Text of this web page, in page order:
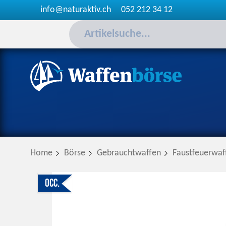
info@naturaktiv.ch 052 212 34 12
Home Börse Gebrauchtwaffen
Occ.